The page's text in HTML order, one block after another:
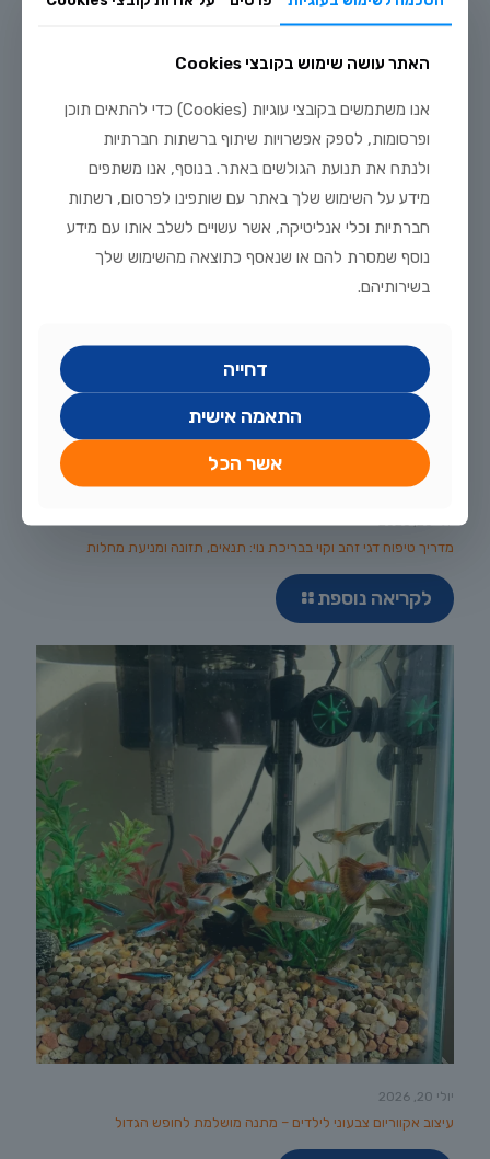
לקריאה נוספת
יולי 20, 2026
מדריך טיפוח דגי זהב וקוי בבריכת נוי: תנאים, תזונה ומניעת מחלות
לקריאה נוספת
יולי 20, 2026
עיצוב אקווריום צבעוני לילדים – מתנה מושלמת לחופש הגדול
האתר עושה שימוש בקובצי Cookies
אנו משתמשים בקובצי עוגיות (Cookies) כדי להתאים תוכן
ופרסומות, לספק אפשרויות שיתוף ברשתות חברתיות
ולנתח את תנועת הגולשים באתר. בנוסף, אנו משתפים
מידע על השימוש שלך באתר עם שותפינו לפרסום, רשתות
חברתיות וכלי אנליטיקה, אשר עשויים לשלב אותו עם מידע
נוסף שמסרת להם או שנאסף כתוצאה מהשימוש שלך
בשירותיהם.
דחייה
התאמה אישית
אשר הכל